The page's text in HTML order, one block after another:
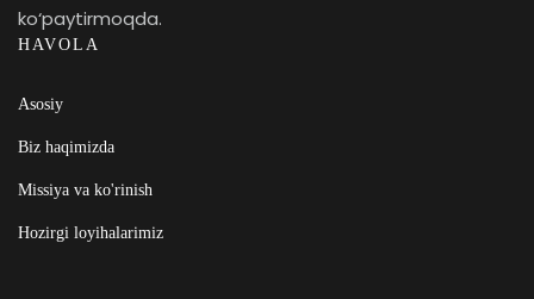
ko‘paytirmoqda.
HAVOLA
Asosiy
Biz haqimizda
Missiya va ko'rinish
Hozirgi loyihalarimiz